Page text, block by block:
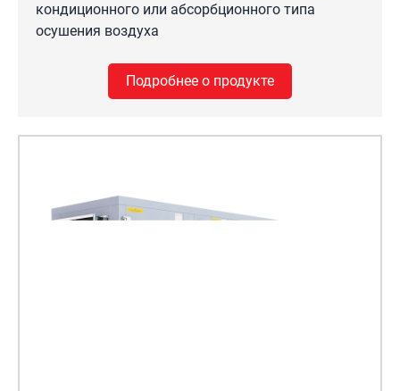
кондиционного или абсорбционного типа
осушения воздуха
Подробнее о продукте